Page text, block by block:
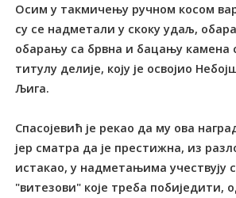
Осим у такмичењу ручном косом
су се надметали у скоку удаљ,
обарању са брвна и бацању камена
титулу делије, коју је освојио
Љига.
Спасојевић је рекао да му ова
јер сматра да је престижна, из
истакао, у надметањима учествују
"витезови" које треба побиједити,